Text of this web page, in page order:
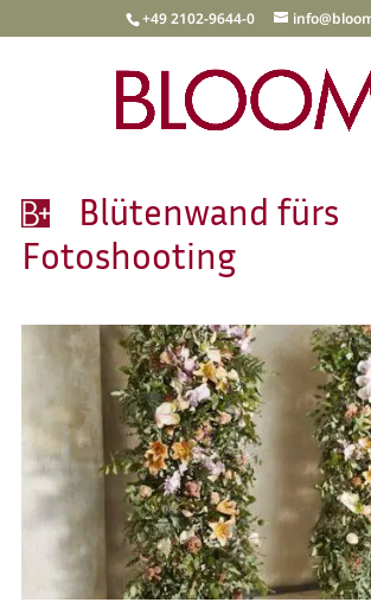
+49 2102-9644-0
Blütenwand fürs
Fotoshooting